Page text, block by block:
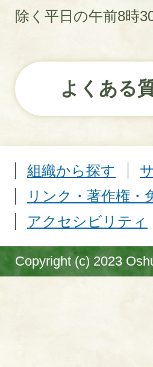
除く平日の午前8時
よくある
組織から探す
リンク・著作権・
アクセシビリティ
Copyright (c) 2023